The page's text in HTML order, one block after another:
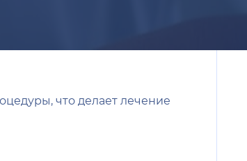
что делает лечение